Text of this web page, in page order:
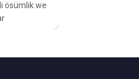
ösümlik we